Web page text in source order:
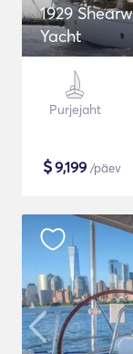
1929
Yacht
Purjejaht
$9,199 /päev